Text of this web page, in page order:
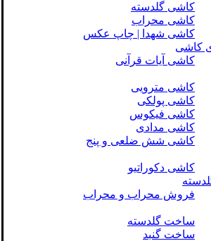
کاشی گلدسته
کاشی محراب
کاشی شهدا | چاپ عکس
کاشی
کاشی آیات قرآنی
کاشی مترویی
کاشی پولکی
کاشی فیکوس
کاشی مدادی
کاشی شش ضلعی و پنج
کاشی دکوراتیو
فروش محراب و محراب
ساخت گلدسته
ساخت گنبد